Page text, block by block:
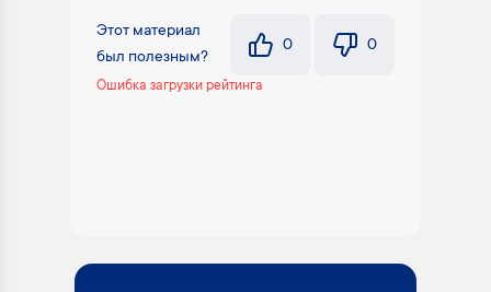
Этот материал
был полезным?
0 0
Ошибка загрузки рейтинга